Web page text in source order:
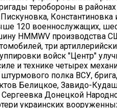
теробороны в
120 военнослужащих,
HMMWV производства
три
войск "Центр"
и технике четырех
полка ВСУ,
Белицкое, Завидо-
Донецкой
украинских